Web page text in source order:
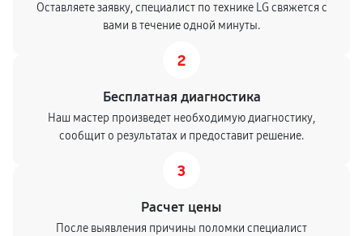
Оставляете заявку, специалист по технике LG свяжется с
вами в течение одной минуты.
2
Бесплатная диагностика
Наш мастер произведет необходимую диагностику,
сообщит о результатах и предоставит решение.
3
Расчет цены
После выявления причины поломки специалист